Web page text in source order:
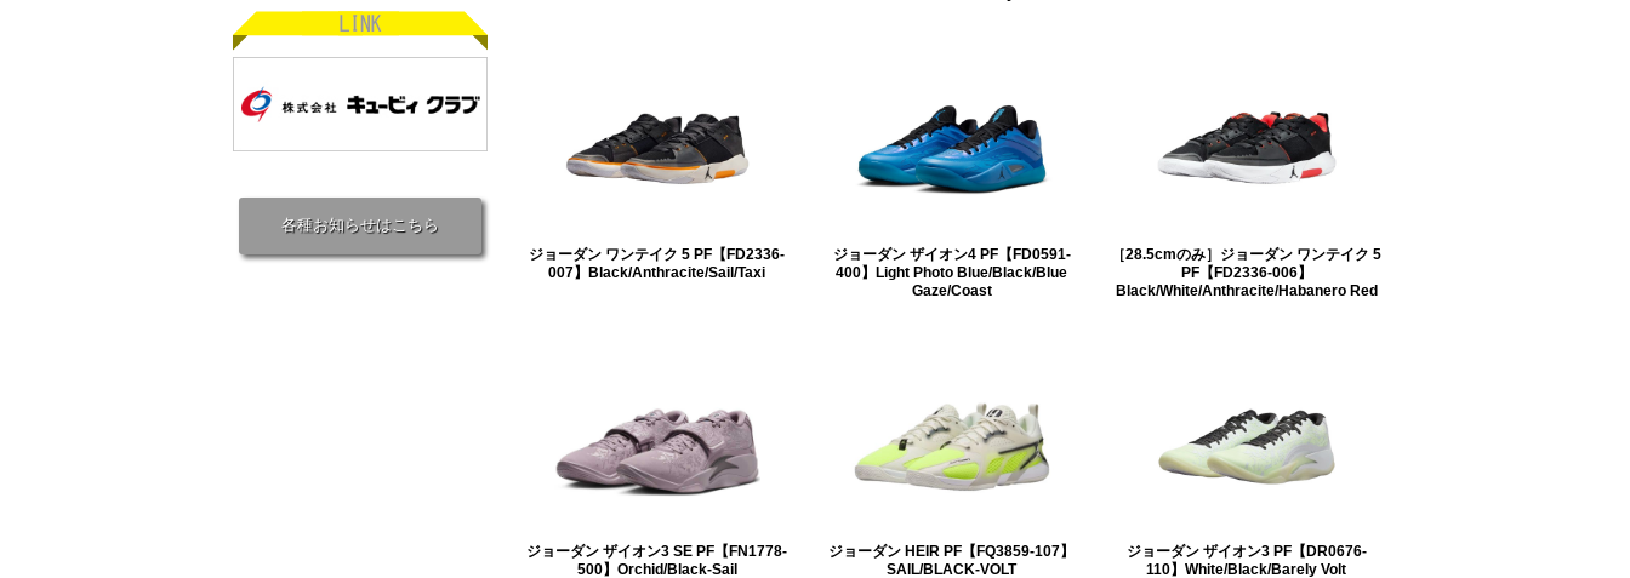
各種お知らせはこちら
ジョーダン ワンテイク 5 PF【FD2336-
007】Black/Anthracite/Sail/Taxi
ジョーダン ザイオン4 PF【FD0591-
400】Light Photo Blue/Black/Blue
Gaze/Coast
［28.5cmのみ］ジョーダン ワンテイク 5
PF【FD2336-006】
Black/White/Anthracite/Habanero Red
ジョーダン ザイオン3 SE PF【FN1778-
500】Orchid/Black-Sail
ジョーダン HEIR PF【FQ3859-107】
SAIL/BLACK-VOLT
ジョーダン ザイオン3 PF【DR0676-
110】White/Black/Barely Volt